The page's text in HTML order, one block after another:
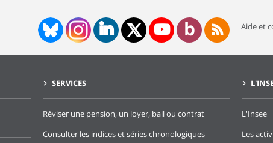
Aide et
SERVICES
Réviser une pension, un loyer, bail ou contrat
Consulter les indices et séries chronologiques
L'Insee
Les